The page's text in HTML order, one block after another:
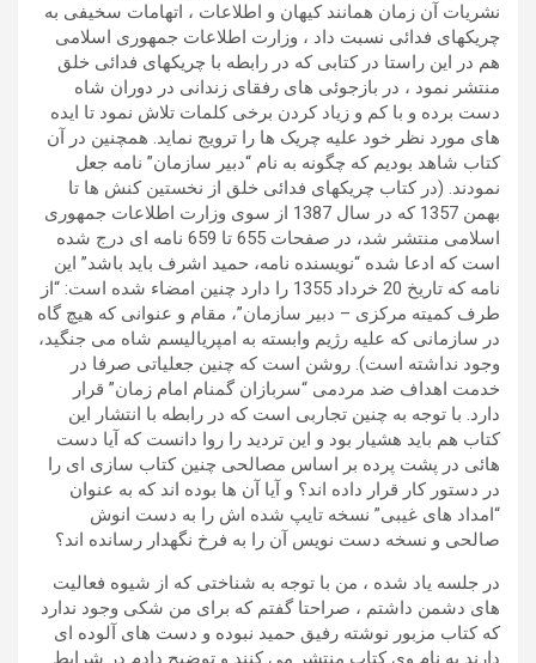
نشریات آن زمان همانند کیهان و اطلاعات ، اتهامات سخیفی به
چریکهای فدائی نسبت داد ، وزارت اطلاعات جمهوری اسلامی
هم در این راستا در کتابی که در رابطه با چریکهای فدائی خلق
منتشر نمود ، در بازجوئی های رفقای زندانی در دوران شاه
دست برده و با کم و زیاد کردن برخی کلمات تلاش نمود تا ایده
های مورد نظر خود علیه چریک ها را ترویج نماید. همچنین در آن
کتاب شاهد بودیم که چگونه به نام “دبیر سازمان” نامه جعل
نمودند. (در کتاب چریکهای فدائی خلق از نخستین کنش ها تا
بهمن 1357 که در سال 1387 از سوی وزارت اطلاعات جمهوری
اسلامی منتشر شد، در صفحات 655 تا 659 نامه ای درج شده
است که ادعا شده “نویسنده نامه، حمید اشرف باید باشد” این
نامه که تاریخ 20 خرداد 1355 را دارد چنین امضاء شده است: “از
طرف کمیته مرکزی – دبیر سازمان”، مقام و عنوانی که هیچ گاه
در سازمانی که علیه رژیم وابسته به امپریالیسم شاه می جنگید،
وجود نداشته است). روشن است که چنین جعلیاتی صرفا در
خدمت اهداف ضد مردمی “سربازان گمنام امام زمان” قرار
دارد. با توجه به چنین تجاربی است که در رابطه با انتشار این
کتاب هم باید هشیار بود و این تردید را روا دانست که آیا دست
هائی در پشت پرده بر اساس مصالحی چنین کتاب سازی ای را
در دستور کار قرار داده اند؟ و آیا آن ها بوده اند که به عنوان
“امداد های غیبی” نسخه تایپ شده اش را به دست انوش
صالحی و نسخه دست نویس آن را به فرخ نگهدار رسانده اند؟
در جلسه یاد شده ، من با توجه به شناختی که از شیوه فعالیت
های دشمن داشتم ، صراحتا گفتم که برای من شکی وجود ندارد
که کتاب مزبور نوشته رفیق حمید نبوده و دست های آلوده ای
دارند به نام وی کتاب منتشر می کنند و توضیح دادم در شرایط